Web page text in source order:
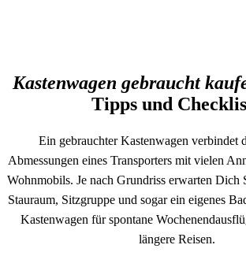
Kastenwagen gebraucht
Tipps und
Ein gebrauchter Kastenwagen verbindet
Abmessungen eines Transporters mit vielen
Wohnmobils. Je nach Grundriss erwarten Dich
Stauraum, Sitzgruppe und sogar ein eigenes
Kastenwagen für spontane
längere Reisen.